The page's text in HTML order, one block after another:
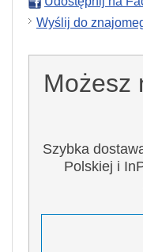
Wyślij do
Możesz
Szybka
Polskiej i